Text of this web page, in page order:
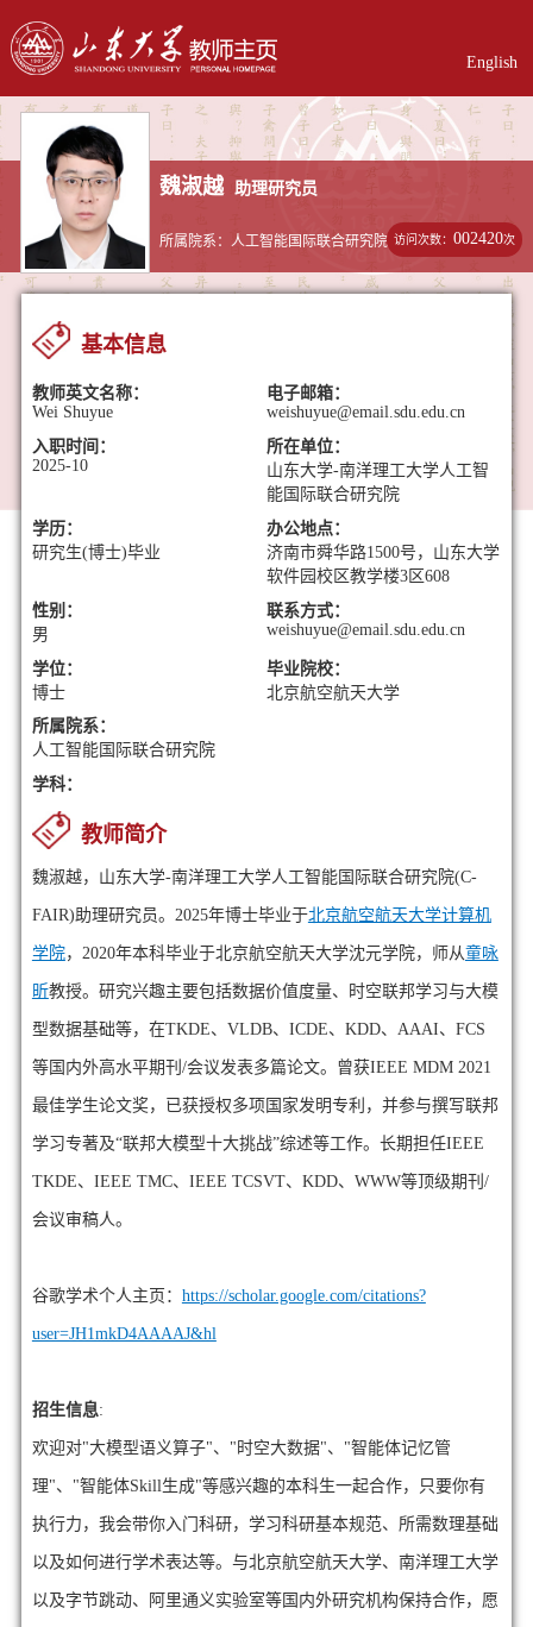
English
魏淑越 助理研究员
所属院系：人工智能国际联合研究院 访问次数：002420次
基本信息
教师英文名称：
Wei Shuyue
电子邮箱：
weishuyue@email.sdu.edu.cn
入职时间：
2025-10
所在单位：
山东大学-南洋理工大学人工智
能国际联合研究院
学历：
研究生(博士)毕业
办公地点：
济南市舜华路1500号，山东大学
软件园校区教学楼3区608
性别：
男
联系方式：
weishuyue@email.sdu.edu.cn
学位：
博士
毕业院校：
北京航空航天大学
所属院系：
人工智能国际联合研究院
学科：
教师简介
魏淑越，山东大学-南洋理工大学人工智能国际联合研究院(C-
FAIR)助理研究员。2025年博士毕业于北京航空航天大学计算机
学院，2020年本科毕业于北京航空航天大学沈元学院，师从童咏
昕教授。研究兴趣主要包括数据价值度量、时空联邦学习与大模
型数据基础等，在TKDE、VLDB、ICDE、KDD、AAAI、FCS
等国内外高水平期刊/会议发表多篇论文。曾获IEEE MDM 2021
最佳学生论文奖，已获授权多项国家发明专利，并参与撰写联邦
学习专著及“联邦大模型十大挑战”综述等工作。长期担任IEEE
TKDE、IEEE TMC、IEEE TCSVT、 KDD、WWW等顶级期刊/
会议审稿人。
谷歌学术个人主页： https://scholar.google.com/citations?
user=JH1mkD4AAAAJ&hl
招生信息:
欢迎对"大模型语义算子"、"时空大数据"、"智能体记忆管
理"、"智能体Skill生成"等感兴趣的本科生一起合作，只要你有
执行力，我会带你入门科研，学习科研基本规范、所需数理基础
以及如何进行学术表达等。与北京航空航天大学、南洋理工大学
以及字节跳动、阿里通义实验室等国内外研究机构保持合作，愿